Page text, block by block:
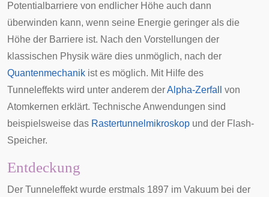
Potential barriere von endlicher Höhe auch dann
überwinden kann, wenn seine Energie geringer als die
Höhe der Barriere ist. Nach den Vorstellungen der
klassischen Physik wäre dies unmöglich, nach der
Quantenmechanik ist es möglich. Mit Hilfe des
Tunneleffekts wird unter anderem derAlpha-Zerfall
von
Atomkernen erklärt. Technische Anwendungen sind
beispielsweise das Rastertunnelmikroskop und der Flash-
Speicher.
Entdeckung
Der Tunneleffekt wurde erstmals 1897 im Vakuum bei der